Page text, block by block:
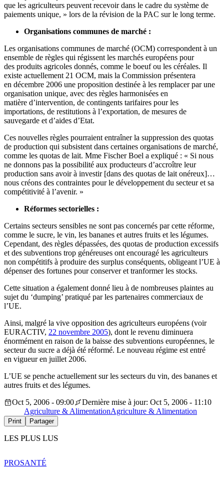
que les agriculteurs peuvent recevoir dans le cadre du système de
paiements unique, » lors de la révision de la PAC sur le long terme.
Organisations communes de marché :
Les organisations communes de marché (OCM) correspondent à un
ensemble de règles qui régissent les marchés européens pour
des produits agricoles donnés, comme le boeuf ou les céréales. Il
existe actuellement 21 OCM, mais la Commission présentera
en décembre 2006 une proposition destinée à les remplacer par une
organisation unique, avec des règles harmonisées en
matière d’intervention, de contingents tarifaires pour les
importations, de restitutions à l’exportation, de mesures de
sauvegarde et d’aides d’Etat.
Ces nouvelles règles pourraient entraîner la suppression des quotas
de production qui subsistent dans certaines organisations de marché,
comme les quotas de lait. Mme Fischer Boel a expliqué : « Si nous
ne donnons pas la possibilité aux producteurs d’accroître leur
production sans avoir à investir [dans des quotas de lait onéreux]…
nous créons des contraintes pour le développement du secteur et sa
compétitivité à l’avenir. »
Réformes sectorielles :
Certains secteurs sensibles ne sont pas concernés par cette réforme,
comme le sucre, le vin, les bananes et autres fruits et les légumes.
Cependant, des règles dépassées, des quotas de production excessifs
et des subventions trop généreuses ont encouragé les agriculteurs
non compétitifs à produire des surplus conséquents, obligeant l’UE à
dépenser des fortunes pour conserver et tranformer les stocks.
Cette situation a également donné lieu à de nombreuses plaintes au
sujet du ‘dumping’ pratiqué par les partenaires commerciaux de
l’UE.
Ainsi, malgré la vive opposition des agriculteurs européens (voir
EURACTIV, 22 novembre 2005), dont le revenu diminuera
énormément en raison de la baisse des subventions européennes, le
secteur du sucre a déjà été réformé. Le nouveau régime est entré
en vigueur en juillet 2006.
L’UE se penche actuellement sur les secteurs du vin, des bananes et
autres fruits et des légumes.
Oct 5, 2006 - 09:00
Dernière mise à jour: Oct 5, 2006 - 11:10
Agriculture & AlimentationAgriculture & Alimentation
Print Partager
LES PLUS LUS
PROSANTÉ